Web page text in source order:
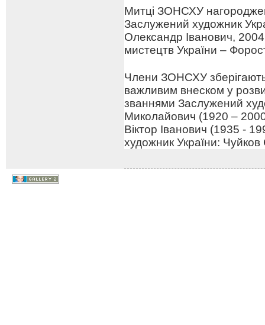
Митці ЗОНСХУ
Заслужений художник
Олександр Іванович,
мистецтв України –
Члени ЗОНСХУ
важливим внеском у
званнями Заслужений
Миколайович (1920 –
Віктор Іванович (1935 -
художник України: